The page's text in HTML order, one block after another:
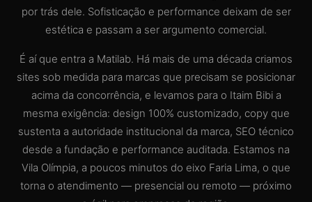
por trás dele. Sofisticação e performance deixam de ser
estética e passam a ser argumento comercial.
É aí que entra a Matilab. Há mais de uma década criamos
sites sob medida para marcas que precisam se posicionar
acima da concorrência, e levamos para o Itaim Bibi a
mesma exigência: design 100% customizado, copy que
sustenta a autoridade institucional da marca, SEO técnico
desde a fundação e performance auditada. Estamos na
Vila Olímpia, a poucos minutos do eixo Faria Lima, o que
torna o atendimento — presencial ou remoto — próximo